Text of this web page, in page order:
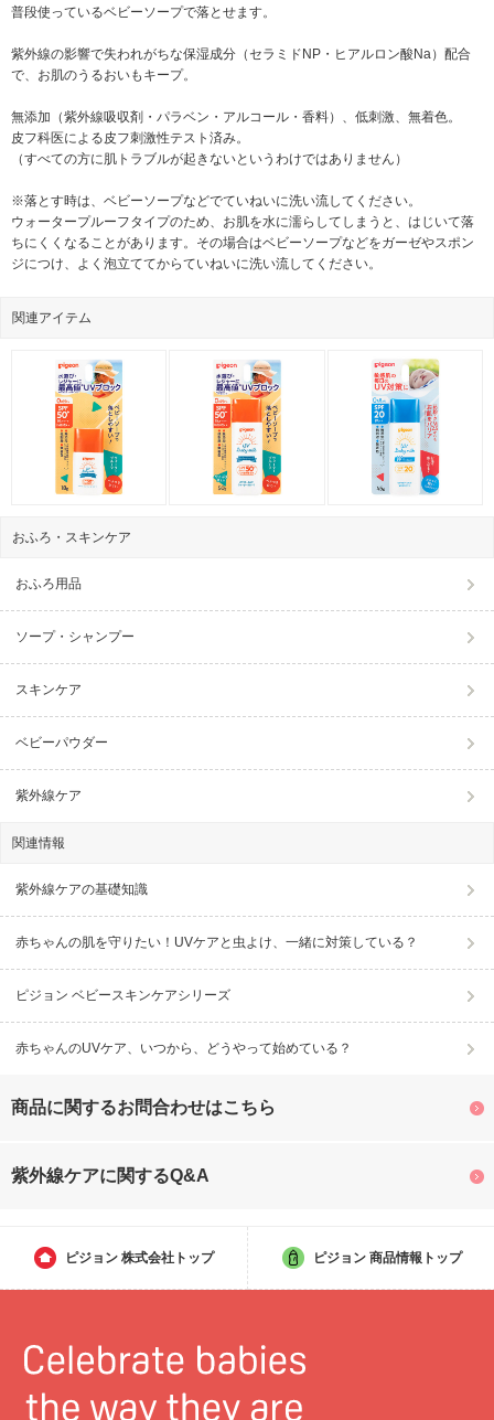
普段使っているベビーソープで落とせます。
紫外線の影響で失われがちな保湿成分（セラミドNP・ヒアルロン酸Na）配合
で、お肌のうるおいもキープ。
無添加（紫外線吸収剤・パラベン・アルコール・香料）、低刺激、無着色。
皮フ科医による皮フ刺激性テスト済み。
（すべての方に肌トラブルが起きないというわけではありません）
※落とす時は、ベビーソープなどでていねいに洗い流してください。
ウォータープルーフタイプのため、お肌を水に濡らしてしまうと、はじいて落
ちにくくなることがあります。その場合はベビーソープなどをガーゼやスポン
ジにつけ、よく泡立ててからていねいに洗い流してください。
関連アイテム
おふろ・スキンケア
おふろ用品
ソープ・シャンプー
スキンケア
ベビーパウダー
紫外線ケア
関連情報
紫外線ケアの基礎知識
赤ちゃんの肌を守りたい！UVケアと虫よけ、一緒に対策している？
ピジョン ベビースキンケアシリーズ
赤ちゃんのUVケア、いつから、どうやって始めている？
商品に関するお問合わせはこちら
紫外線ケアに関するQ&A
ピジョン 株式会社トップ ピジョン 商品情報トップ